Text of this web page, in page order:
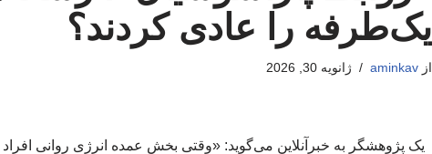
یک‌طرفه را عادی کردند؟
ازaminkav ژانویه 30, 2026
یک پژوهشگر به خبرآنلاین می‌گوید: «وقتی بخش عمده انرژی روانی